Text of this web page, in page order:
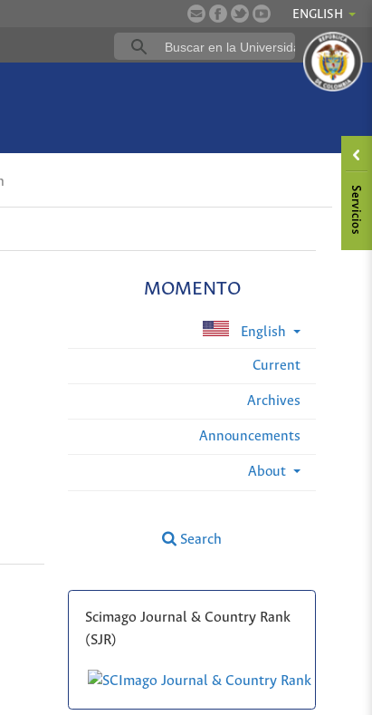
ENGLISH
MOMENTO
English
Current
Archives
Announcements
About
Search
Scimago Journal & Country Rank
(SJR)